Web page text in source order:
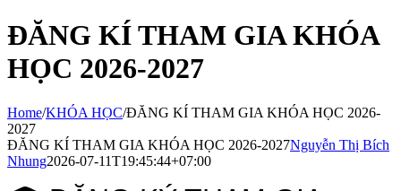
ĐĂNG KÍ THAM GIA KHÓA
HỌC 2026-2027
Home/KHÓA HỌC/ĐĂNG KÍ THAM GIA KHÓA HỌC 2026-
2027
ĐĂNG KÍ THAM GIA KHÓA HỌC 2026-2027Nguyễn Thị Bích
Nhung2026-07-11T19:45:44+07:00